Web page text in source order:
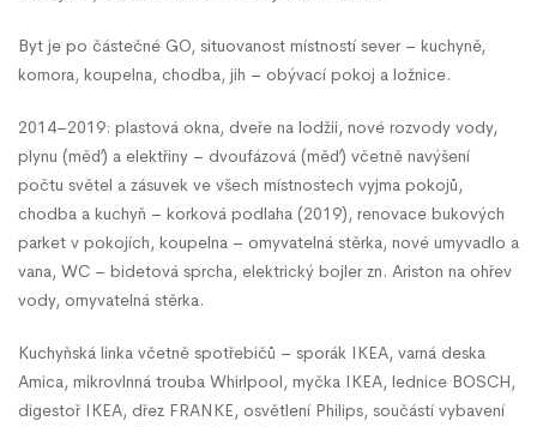
Byt je po částečné GO, situovanost místností sever – kuchyně,
komora, koupelna, chodba, jih – obývací pokoj a ložnice.
2014–2019: plastová okna, dveře na lodžii, nové rozvody vody,
plynu (měď) a elektřiny – dvoufázová (měď) včetně navýšení
počtu světel a zásuvek ve všech místnostech vyjma pokojů,
chodba a kuchyň – korková podlaha (2019), renovace bukových
parket v pokojích, koupelna – omyvatelná stěrka, nové umyvadlo a
vana, WC – bidetová sprcha, elektrický bojler zn. Ariston na ohřev
vody, omyvatelná stěrka.
Kuchyňská linka včetně spotřebičů – sporák IKEA, varná deska
Amica, mikrovlnná trouba Whirlpool, myčka IKEA, lednice BOSCH,
digestoř IKEA, dřez FRANKE, osvětlení Philips, součástí vybavení